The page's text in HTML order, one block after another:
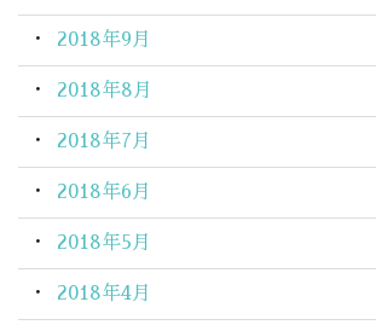
2018年9月
2018年8月
2018年7月
2018年6月
2018年5月
2018年4月